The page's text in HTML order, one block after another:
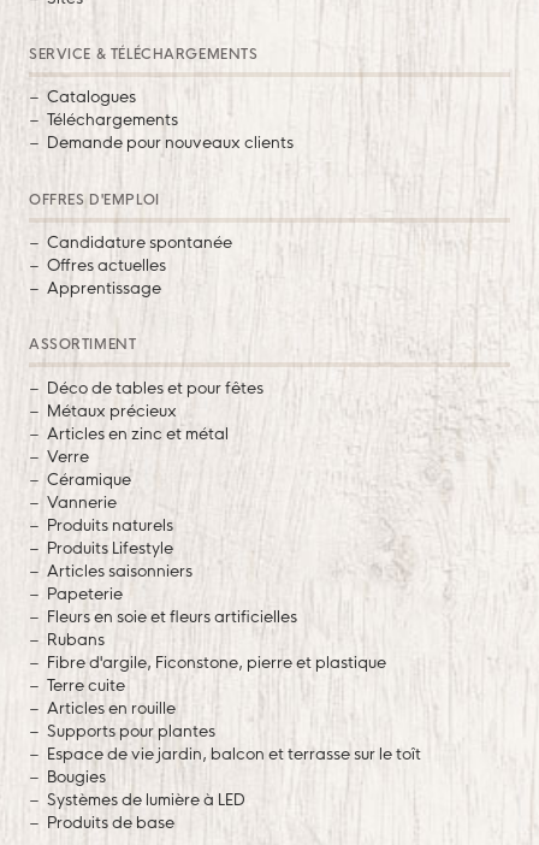
SERVICE & TÉLÉCHARGEMENTS
Catalogues
Téléchargements
Demande pour nouveaux clients
OFFRES D'EMPLOI
Candidature spontanée
Offres actuelles
Apprentissage
ASSORTIMENT
Déco de tables et pour fêtes
Métaux précieux
Articles en zinc et métal
Verre
Céramique
Vannerie
Produits naturels
Produits Lifestyle
Articles saisonniers
Papeterie
Fleurs en soie et fleurs artificielles
Rubans
Fibre d'argile, Ficonstone, pierre et plastique
Terre cuite
Articles en rouille
Supports pour plantes
Espace de vie jardin, balcon et terrasse sur le toît
Bougies
Systèmes de lumière à LED
Produits de base